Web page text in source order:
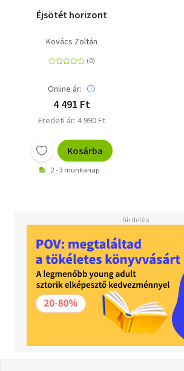
Éjsötét horizont
Kovács Zoltán
Online ár:
4 491 Ft
Eredeti ár: 4 990 Ft
Kosárba
2 - 3 munkanap